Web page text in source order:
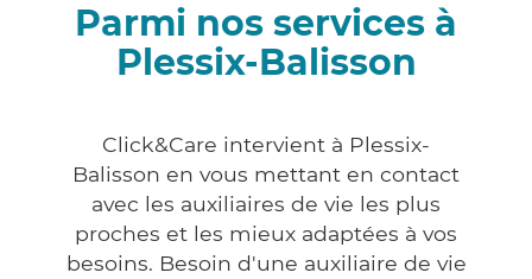
Parmi nos services à
Plessix-Balisson
Click&Care intervient à Plessix-
Balisson en vous mettant en contact
avec les auxiliaires de vie les plus
proches et les mieux adaptées à vos
besoins. Besoin d'une auxiliaire de vie